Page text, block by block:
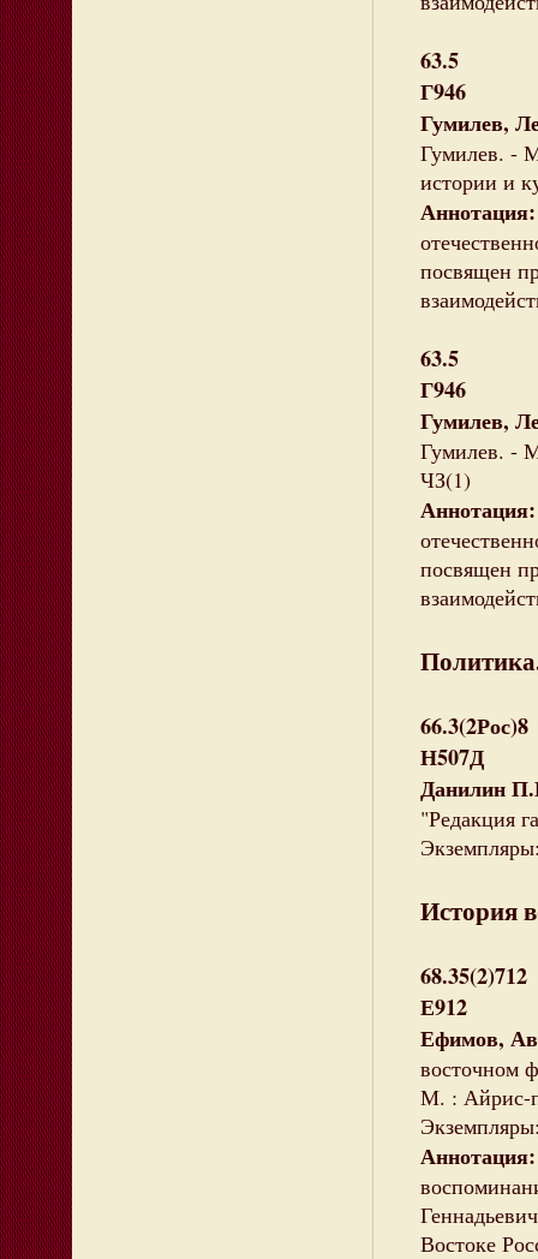
63.5
Г946
Гумилев,
Гумилев. -
истории и
Аннотация:
посвящен
63.5
Г946
Гумилев,
Гумилев. -
ЧЗ(1)
Аннотация:
посвящен
66.3(2Рос)8
Н507Д
Данилин
"Редакция
История
68.35(2)712
Е912
Ефимов,
восточном
М. : Айрис-
Востоке